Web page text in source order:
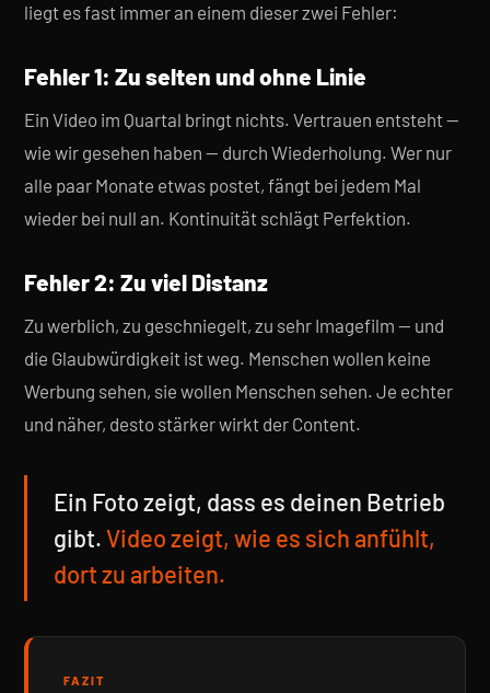
liegt es fast immer an einem dieser zwei Fehler:
Fehler 1: Zu selten und ohne Linie
Ein Video im Quartal bringt nichts. Vertrauen entsteht —
wie wir gesehen haben — durch Wiederholung. Wer nur
alle paar Monate etwas postet, fängt bei jedem Mal
wieder bei null an. Kontinuität schlägt Perfektion.
Fehler 2: Zu viel Distanz
Zu werblich, zu geschniegelt, zu sehr Imagefilm — und
die Glaubwürdigkeit ist weg. Menschen wollen keine
Werbung sehen, sie wollen Menschen sehen. Je echter
und näher, desto stärker wirkt der Content.
Ein Foto zeigt, dass es deinen Betrieb
gibt.Video zeigt, wie es sich anfühlt,
dort zu arbeiten.
FAZIT